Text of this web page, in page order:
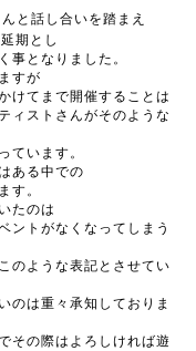
と話し合いを踏まえ
期とし
事となりました。
すが
けてまで開催することは
ィストさんがそのような
ています。
ある中での
す。
たのは
ントがなくなってしまう
のような表記とさせてい
のは重々承知しておりま
その際はよろしければ遊